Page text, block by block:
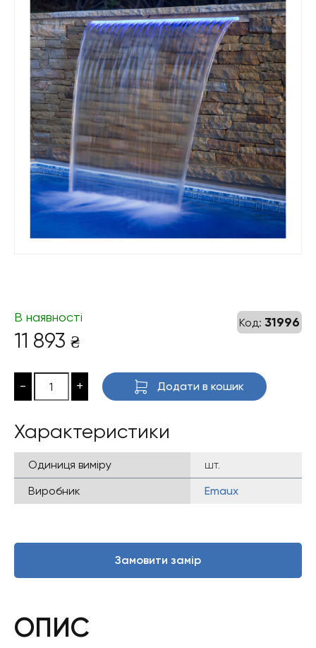
Код: 31996
В наявності
11 893 ₴
- + Додати в кошик
Характеристики
Одиниця виміру
шт.
Виробник
Emaux
Замовити замір
ОПИС